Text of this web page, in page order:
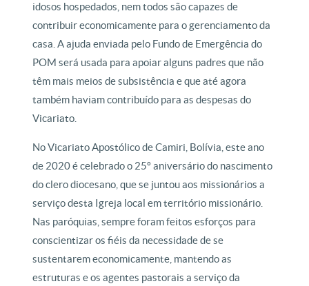
idosos hospedados, nem todos são capazes de
contribuir economicamente para o gerenciamento da
casa. A ajuda enviada pelo Fundo de Emergência do
POM será usada para apoiar alguns padres que não
têm mais meios de subsistência e que até agora
também haviam contribuído para as despesas do
Vicariato.
No Vicariato Apostólico de Camiri, Bolívia, este ano
de 2020 é celebrado o 25º aniversário do nascimento
do clero diocesano, que se juntou aos missionários a
serviço desta Igreja local em território missionário.
Nas paróquias, sempre foram feitos esforços para
conscientizar os fiéis da necessidade de se
sustentarem economicamente, mantendo as
estruturas e os agentes pastorais a serviço da